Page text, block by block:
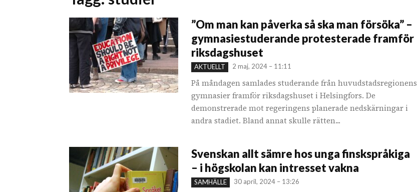
”Om man kan påverka så ska man försöka” –
gymnasiestuderande protesterade framför
riksdagshuset
AKTUELLT 2 maj, 2024 – 11:11
På måndagen samlades studerande från huvudstadsregionens
gymnasier framför riksdagshuset i Helsingfors. De
demonstrerade mot regeringens planerade nedskärningar i
andra stadiet. Bland annat skulle rätten...
Svenskan allt sämre hos unga finskspråkiga
– i högskolan kan intresset vakna
SAMHÄLLE 30 april, 2024 – 13:26